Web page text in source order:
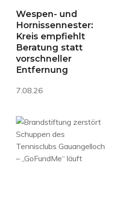
Wespen- und
Hornissennester:
Kreis empfiehlt
Beratung statt
vorschneller
Entfernung
7.08.26